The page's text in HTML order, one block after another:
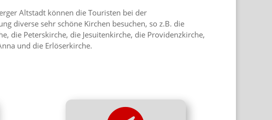
Altstadt können die Touristen bei der
diverse sehr schöne Kirchen besuchen, so z.B. die
die Peterskirche, die Jesuitenkirche, die Providenzkirche,
und die Erlöserkirche.